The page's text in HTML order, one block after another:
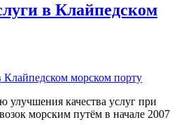
в Клайпедском
качества услуг при
морским путём в начале 2007